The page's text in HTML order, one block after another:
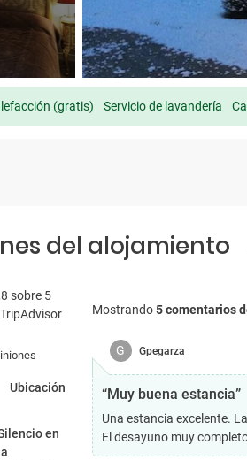
(gratis) Servicio de lavandería
del alojamiento
Ubicación
en
la
Mostrando5 comentarios
G Gpegarza
“Muy buena estancia”
Una estancia excelente.
El desayuno muy